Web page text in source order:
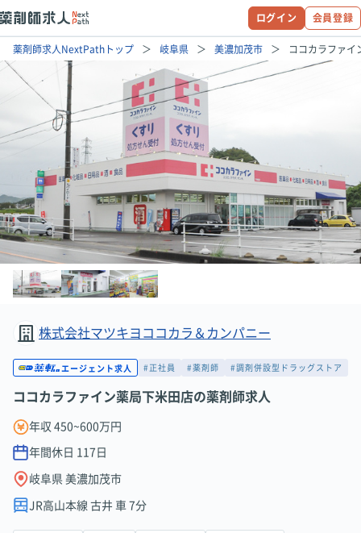
ログイン 会員登録
薬剤師求人NextPathトップ 岐阜県 美濃加茂市 ココカラファイ
株式会社マツキヨココカラ＆カンパニー
エージェント求人 #正社員 #薬剤師 #調剤併設型ドラッグストア
ココカラファイン薬局下米田店の薬剤師求人
年収 450~600万円
年間休日 117 日
岐阜県 美濃加茂市
JR高山本線 古井 車 7分